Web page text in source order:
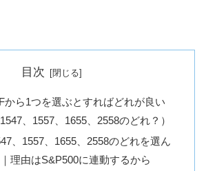
目次
から1つを選ぶとすればどれが良い
、1557、1655、2558のどれ？）
、1557、1655、2558のどれを選ん
理由はS&P500に連動するから